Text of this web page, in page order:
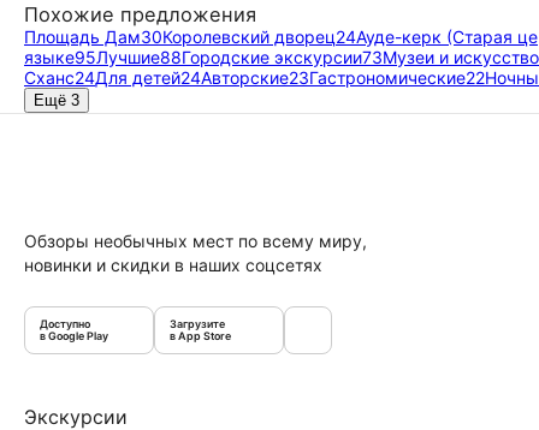
Похожие предложения
Площадь Дам30Королевский дворец24Ауде-керк (Старая
языке95Лучшие88Городские экскурсии73Музеи и искусство
Сханс24Для детей24Авторские23Гастрономические22
Ещё 3
Обзоры необычных мест по всему миру,
новинки и скидки в наших соцсетях
Доступно
в Google Play
Загрузите
в App Store
Экскурсии